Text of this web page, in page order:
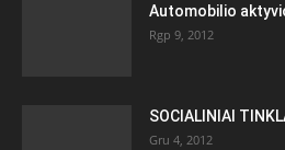
Automobilio
Rgp 9, 2012
SOCIALINIAI
Gru 4, 2012